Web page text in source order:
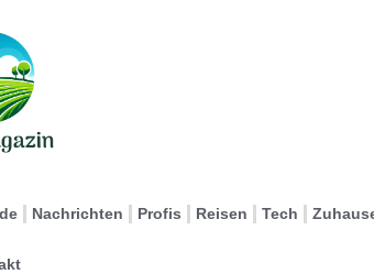
Nachrichten Profis Reisen Tech